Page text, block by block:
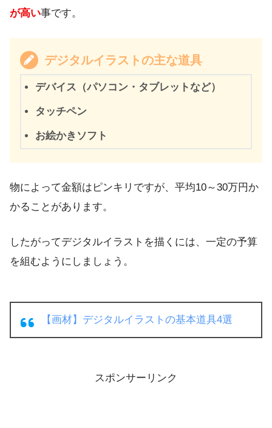
が高い事です。
デジタルイラストの主な道具
デバイス（パソコン・タブレットなど）
タッチペン
お絵かきソフト
物によって金額はピンキリですが、平均10～30万円か
かることがあります。
したがってデジタルイラストを描くには、一定の予算
を組むようにしましょう。
【画材】デジタルイラストの基本道具4選
スポンサーリンク